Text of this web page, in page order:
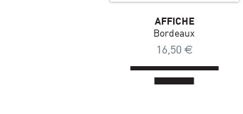
AFFICHE
Bordeaux
16,50 €